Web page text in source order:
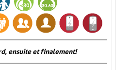
ensuite et finalement!